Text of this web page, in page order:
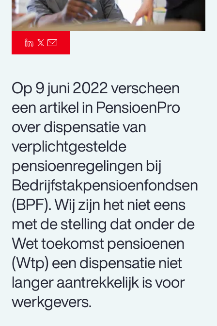
Op 9 juni 2022 verscheen
een artikel in PensioenPro
over dispensatie van
verplichtgestelde
pensioenregelingen bij
Bedrijfstakpensioenfondsen
(BPF). Wij zijn het niet eens
met de stelling dat onder de
Wet toekomst pensioenen
(Wtp) een dispensatie niet
langer aantrekkelijk is voor
werkgevers.